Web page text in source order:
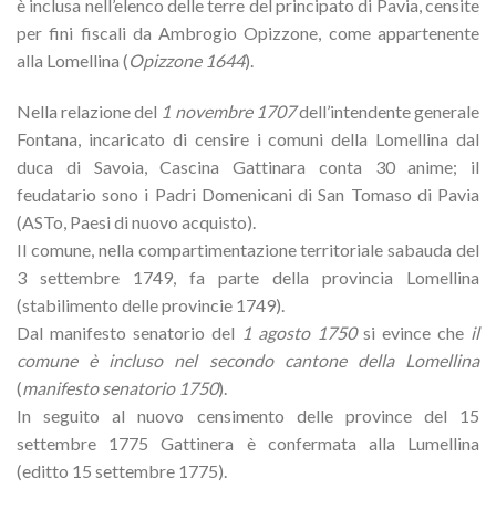
è inclusa nell’elenco delle terre del principato di Pavia, censite
per fini fiscali da Ambrogio Opizzone, come appartenente
alla Lomellina (Opizzone 1644).
Nella relazione del 1 novembre 1707dell’intendente generale
Fontana, incaricato di censire i comuni della Lomellina dal
duca di Savoia, Cascina Gattinara conta 30 anime; il
feudatario sono i Padri Domenicani di San Tomaso di Pavia
(ASTo, Paesi di nuovo acquisto).
Il comune, nella compartimentazione territoriale sabauda del
3 settembre 1749, fa parte della provincia Lomellina
(stabilimento delle provincie 1749).
Dal manifesto senatorio del 1 agosto 1750si evince che il
comune è incluso nel secondo cantone della Lomellina
(manifesto senatorio 1750).
In seguito al nuovo censimento delle province del 15
settembre 1775 Gattinera è confermata alla Lumellina
(editto 15 settembre 1775).